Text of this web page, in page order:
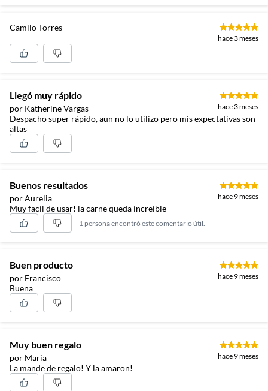
Camilo Torres
hace 3 meses
Llegó muy rápido
por Katherine Vargas hace 3 meses
Despacho super rápido, aun no lo utilizo pero mis expectativas son
altas
Buenos resultados
por Aurelia hace 9 meses
Muy facil de usar! la carne queda increible
1 persona encontró este comentario útil.
Buen producto
por Francisco hace 9 meses
Buena
Muy buen regalo
por Maria hace 9 meses
La mande de regalo! Y la amaron!